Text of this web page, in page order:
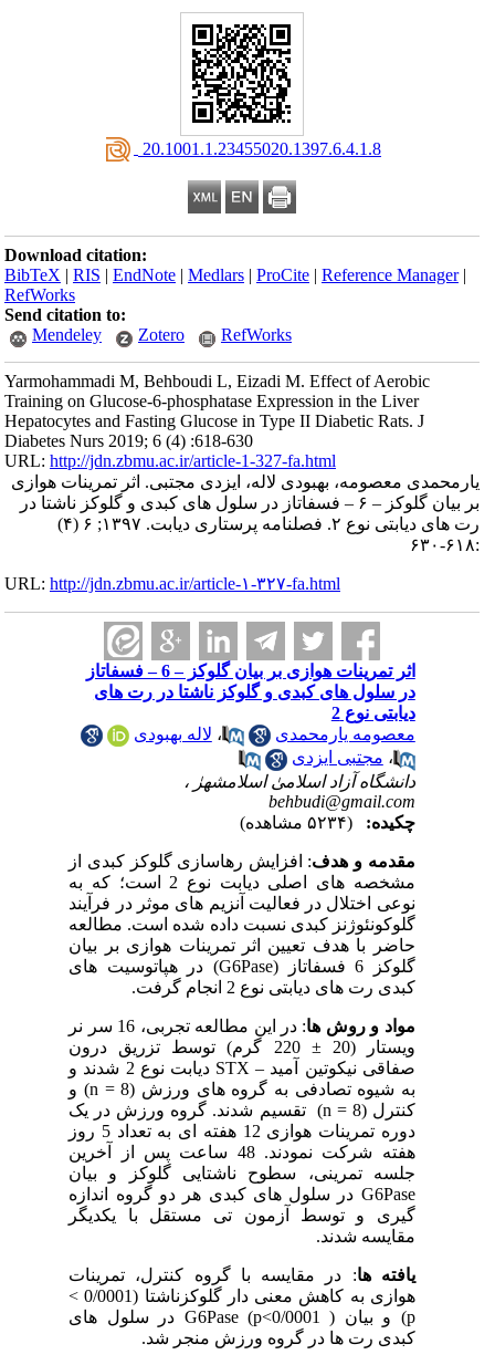
‎ 20.1001.1.23455020.1397.6.4.1.8
Download citation:
BibTeX |RIS |EndNote |Medlars |ProCite |Reference Manager
RefWorks
Send citation to:
Mendeley
Zotero RefWorks
Yarmohammadi M, Behboudi L, Eizadi M. Effect of Aerobic
Training on Glucose-6-phosphatase Expression in the Liver
Hepatocytes and Fasting Glucose in Type II Diabetic Rats. J
Diabetes Nurs 2019; 6 (4) :618-630
URL:http://jdn.zbmu.ac.ir/article-1-327-fa.html
یارمحمدی معصومه، بهبودی لاله، ایزدی مجتبی. اثر تمرینات هوازی
بر بیان گلوکز – ۶ – فسفاتاز در سلول های کبدی و گلوکز ناشتا در
رت های دیابتی نوع ۲. فصلنامه پرستاری دیابت. ۱۳۹۷; ۶ (۴)
URL:http://jdn.zbmu.ac.ir/article-۱-۳۲۷-fa.html
اثر تمرینات هوازی بر بیان گلوکز – 6 – فسفاتاز
در سلول های کبدی و گلوکز ناشتا در رت های
دیابتی نوع 2
معصومه یارمحمدی
،لاله بهبودی
،مجتبی ایزدی
دانشگاه آزاد اسلامیٰ اسلامشهرٰ ،
behbudi@gmail.com
چکیده:
مقدمه و هدف: افزایش رهاسازی گلوکز کبدی از
مشخصه های اصلی دیابت نوع 2 است؛ که به
نوعی اختلال در فعالیت آنزیم های موثر در فرآیند
گلوکونئوژنز کبدی نسبت داده شده است. مطالعه
حاضر با هدف تعیین اثر تمرینات هوازی بر بیان
گلوکز 6 فسفاتاز (G6Pase
) در هپاتوسیت های
کبدی رت های دیابتی نوع 2 انجام گرفت.
مواد و روش ها
: در این مطالعه تجربی، 16 سر نر
ویستار (20 ± 220 گرم) توسط تزریق درون
صفاقی نیکوتین آمید – STX
دیابت نوع 2 شدند و
به شیوه تصادفی به گروه های ورزش (8 = n
) و
کنترل (8 = n
) تقسیم شدند. گروه ورزش در یک
دوره تمرینات هوازی 12 هفته ای به تعداد 5 روز
هفته شرکت نمودند. 48 ساعت پس از آخرین
جلسه تمرینی، سطوح ناشتایی گلوکز و بیان
G6Paseدر سلول های کبدی هر دو گروه اندازه
گیری و توسط آزمون تی مستقل با یکدیگر
مقایسه شدند.
یافته ها: در مقایسه با گروه کنترل، تمرینات
هوازی به کاهش معنی دار گلوکزناشتا (0/0001 >
) و بیان G6Pase
(p<0/0001 ) در سلول های
کبدی رت ها در گروه ورزش منجر شد.